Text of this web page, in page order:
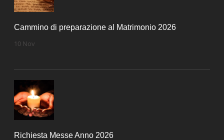
Cammino di preparazione al Matrimonio 2026
10 Nov
Richiesta Messe Anno 2026